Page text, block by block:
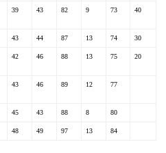
39 43 82 9 73 40
43 44 87 13 74 30
42 46 88 13 75 20
43 46 89 12 77
45 43 88 8 80
48 49 97 13 84